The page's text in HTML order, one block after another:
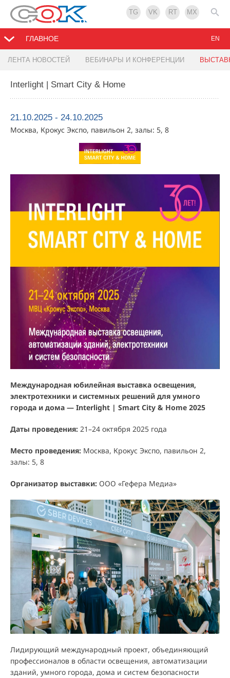
TG VK RT MX
ГЛАВНОЕ
ЛЕНТА НОВОСТЕЙ ВЕБИНАРЫ И КОНФЕРЕНЦИИ
EN
Interlight | Smart City & Home
21.10.2025 - 24.10.2025
Москва, Крокус Экспо, павильон 2, залы: 5, 8
Международная юбилейная выставка освещения,
электротехники и системных решений для умного
города и дома — Interlight | Smart City & Home 2025
Даты проведения: 21–24 октября 2025 года
Место проведения: Москва, Крокус Экспо, павильон 2,
залы: 5, 8
Организатор выставки: ООО «Гефера Медиа»
Лидирующий международный проект, объединяющий
профессионалов в области освещения, автоматизации
зданий, умного города, дома и систем безопасности